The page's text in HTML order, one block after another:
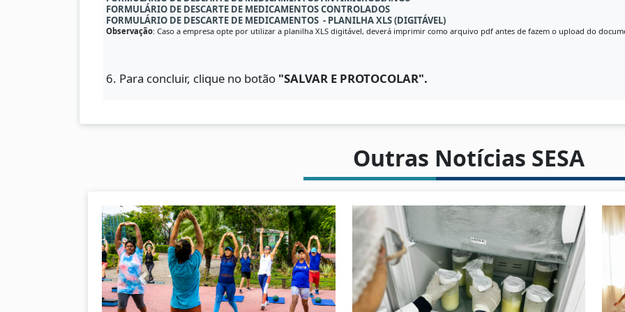
FORMULÁRIO DE DESCARTE DE MEDICAMENTOS CONTROLADOS
FORMULÁRIO DE DESCARTE DE MEDICAMENTOS - PLANILHA XLS (DIGITÁVEL)
Observação: Caso a empresa opte por utilizar a planilha XLS digitável, deverá imprimir como arquivo pdf antes de fazem o upload do
6. Para concluir, clique no botão "SALVAR E PROTOCOLAR".
Outras Notícias SESA
A
n